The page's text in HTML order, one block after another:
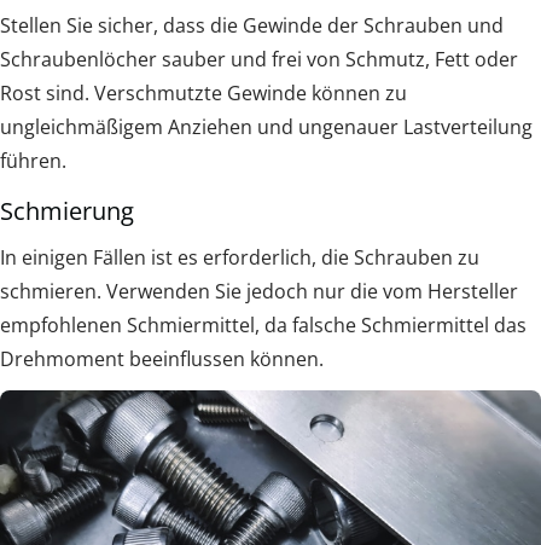
Stellen Sie sicher, dass die Gewinde der Schrauben und
Schraubenlöcher sauber und frei von Schmutz, Fett oder
Rost sind. Verschmutzte Gewinde können zu
ungleichmäßigem Anziehen und ungenauer Lastverteilung
führen.
Schmierung
In einigen Fällen ist es erforderlich, die Schrauben zu
schmieren. Verwenden Sie jedoch nur die vom Hersteller
empfohlenen Schmiermittel, da falsche Schmiermittel das
Drehmoment beeinflussen können.